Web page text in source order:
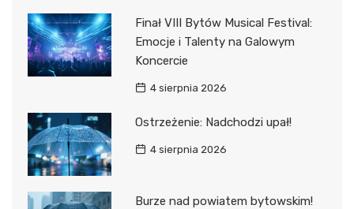
Finał VIII Bytów Musical Festival:
Emocje i Talenty na Galowym
Koncercie
4 sierpnia 2026
Ostrzeżenie: Nadchodzi upał!
4 sierpnia 2026
Burze nad powiatem bytowskim!